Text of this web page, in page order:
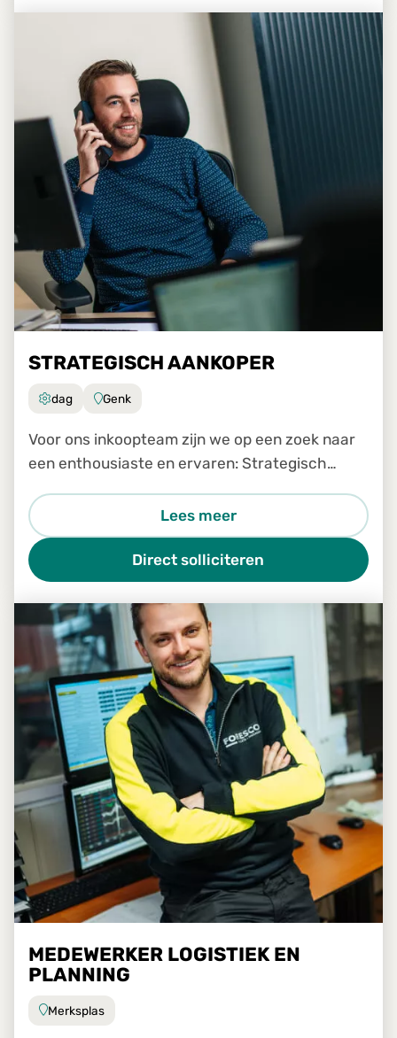
STRATEGISCH AANKOPER
dag Genk
Voor ons inkoopteam zijn we op een zoek naar
een enthousiaste en ervaren: Strategisch
Lees meer
Direct solliciteren
MEDEWERKER LOGISTIEK EN
PLANNING
Merksplas